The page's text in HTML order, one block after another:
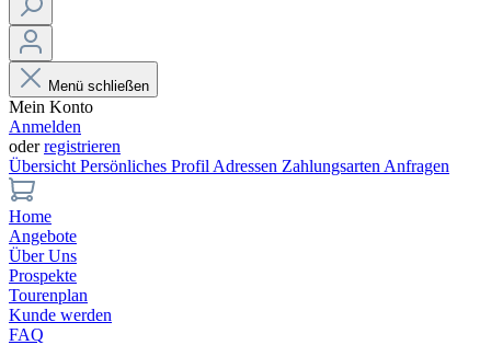
Menü schließen
Mein Konto
Anmelden
oderregistrieren
Übersicht Persönliches Profil Adressen Zahlungsarten Anfragen
Home
Angebote
Über Uns
Prospekte
Tourenplan
Kunde werden
FAQ